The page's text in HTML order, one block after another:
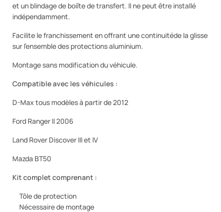
et un blindage de boiîte de transfert. Il ne peut être installé
indépendamment.
Facilite le franchissement en offrant une continuitéde la glisse
sur l’ensemble des protections aluminium.
Montage sans modification du véhicule.
Compatible avec les véhicules :
D-Max tous modèles à partir de 2012
Ford Ranger II 2006
Land Rover Discover III et IV
Mazda BT50
Kit complet comprenant :
Tôle de protection
Nécessaire de montage